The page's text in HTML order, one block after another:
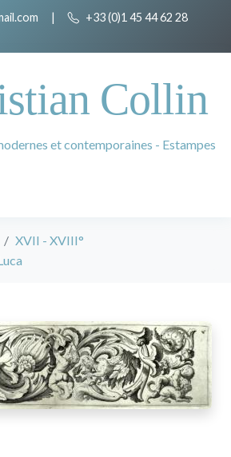
| +33 (0)1 45 44 62 28
Collin
et contemporaines - Estampes
XVII - XVIII°